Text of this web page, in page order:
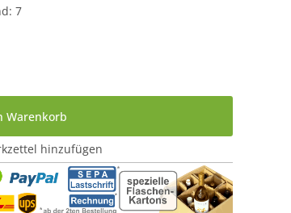
7
gewünschten Wert ein
Warenkorb
hinzufügen